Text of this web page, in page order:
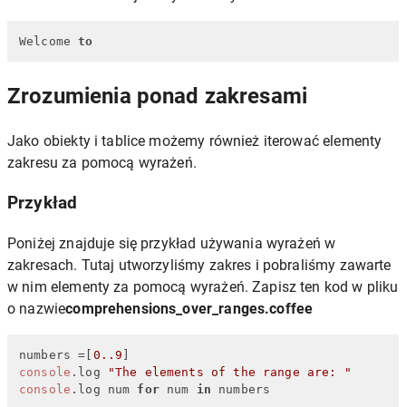
Welcome to
Zrozumienia ponad zakresami
Jako obiekty i tablice możemy również iterować elementy
zakresu za pomocą wyrażeń.
Przykład
Poniżej znajduje się przykład używania wyrażeń w
zakresach. Tutaj utworzyliśmy zakres i pobraliśmy zawarte
w nim elementy za pomocą wyrażeń. Zapisz ten kod w pliku
o nazwiecomprehensions_over_ranges.coffee
numbers =[ 0. .9
console . log
"The elements of the range are: "
console . log num for num in numbers